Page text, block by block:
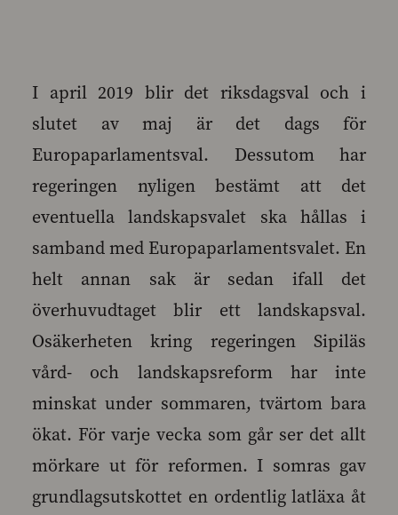
I april 2019 blir det riksdagsval och i
slutet av maj är det dags för
Europaparlamentsval. Dessutom har
regeringen nyligen bestämt att det
eventuella landskapsvalet ska hållas i
samband med Europaparlamentsvalet. En
helt annan sak är sedan ifall det
överhuvudtaget blir ett landskapsval.
Osäkerheten kring regeringen Sipiläs
vård- och landskapsreform har inte
minskat under sommaren, tvärtom bara
ökat. För varje vecka som går ser det allt
mörkare ut för reformen. I somras gav
grundlagsutskottet en ordentlig latläxa åt